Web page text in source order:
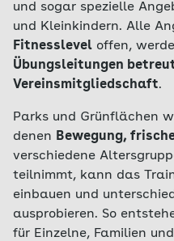
und sogar spezielle
und Kleinkindern. Alle
Fitnesslevel offen,
Übungsleitungen
Vereinsmitgliedschaft.
Parks und Grünflächen
denen Bewegung,
verschiedene
teilnimmt, kann das
einbauen und
ausprobieren. So
für Einzelne, Familien